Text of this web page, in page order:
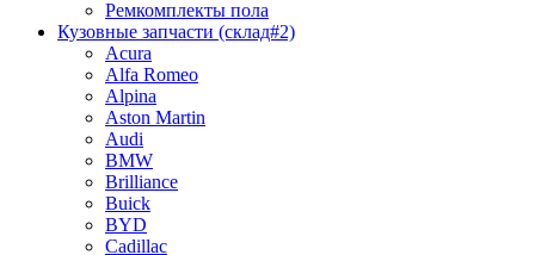
Ремкомплекты пола
Кузовные запчасти (склад#2)
Acura
Alfa Romeo
Alpina
Aston Martin
Audi
BMW
Brilliance
Buick
BYD
Cadillac